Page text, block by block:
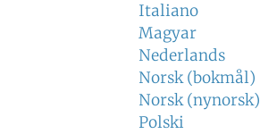
Italiano
Magyar
Nederlands
Norsk (bokmål)
Norsk (nynorsk)
Polski